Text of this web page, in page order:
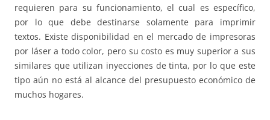
requieren para su funcionamiento, el cual es específico,
por lo que debe destinarse solamente para imprimir
textos. Existe disponibilidad en el mercado de impresoras
por láser a todo color, pero su costo es muy superior a sus
similares que utilizan inyecciones de tinta, por lo que este
tipo aún no está al alcance del presupuesto económico de
muchos hogares.